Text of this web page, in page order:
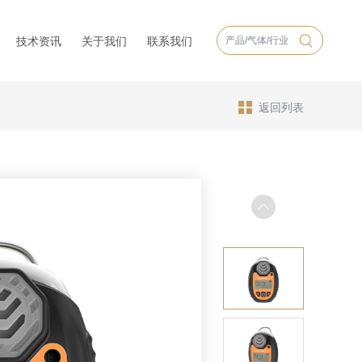
技术资讯 关于我们 联系我们
返回列表